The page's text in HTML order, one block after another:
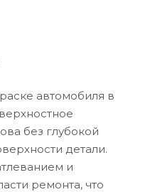
автомобиля в
без глубокой
детали.
и
ремонта, что